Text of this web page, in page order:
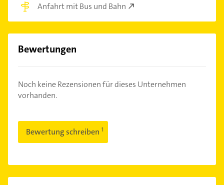
Anfahrt mit Bus und Bahn
Bewertungen
Noch keine Rezensionen für dieses Unternehmen
vorhanden.
Bewertung schreiben